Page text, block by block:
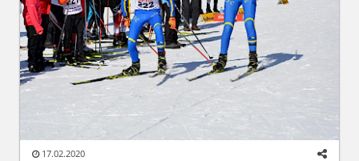
17.02.2020